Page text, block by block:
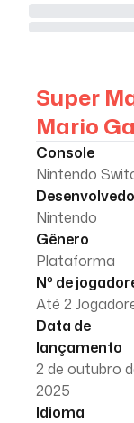
Super
Mario
Console
Nintendo
Nintendo
Gênero
Plataforma
Nº de
Até 2
Data de
lançamento
2 de outubro
2025
Idioma